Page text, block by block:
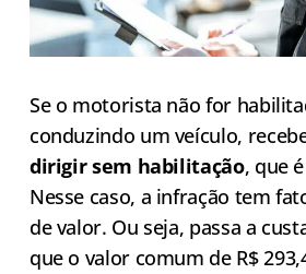
Se o motorista não for
conduzindo um veículo,
dirigir sem habilitação, que
Nesse caso, a infração tem
de valor. Ou seja, passa a
que o valor comum de R$